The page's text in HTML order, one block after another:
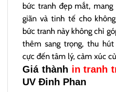
bức tranh đẹp mắt,
giãn và tinh tế cho
bức tranh này không chỉ
thêm sang trọng, thu
cực đến tâm lý, cảm xúc
Giá thành in tranh
UV Đinh Phan